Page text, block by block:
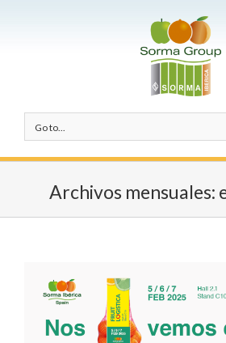
Go to...
Archivos mensuales: